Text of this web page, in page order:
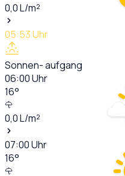
0,0L/m²
05:53Uhr
Sonnen- aufgang
06:00Uhr
16°
0,0L/m²
07:00Uhr
16°